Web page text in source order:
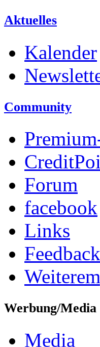
Aktuelles
Kalender
Community
Forum
facebook
Links
Feedback
Werbung/Media
Media